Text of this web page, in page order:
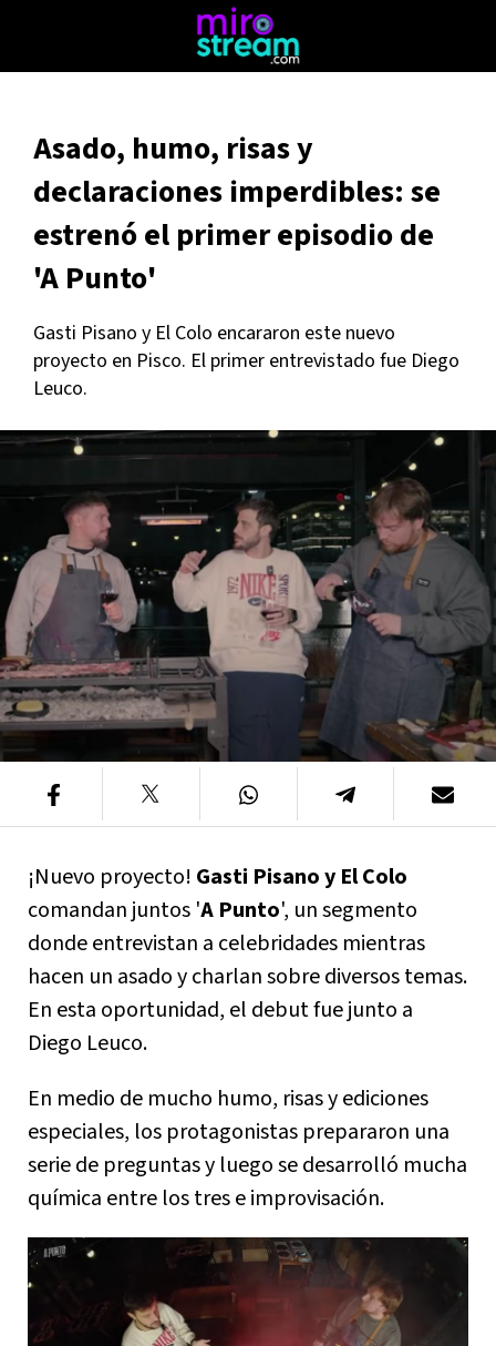
Asado, humo, risas y
declaraciones imperdibles: se
estrenó el primer episodio de
'A Punto'
Gasti Pisano y El Colo encararon este nuevo
proyecto en Pisco. El primer entrevistado fue Diego
Leuco.
¡Nuevo proyecto! Gasti Pisano y El Colo
comandan juntos 'A Punto', un segmento
donde entrevistan a celebridades mientras
hacen un asado y charlan sobre diversos temas.
En esta oportunidad, el debut fue junto a
Diego Leuco.
En medio de mucho humo, risas y ediciones
especiales, los protagonistas prepararon una
serie de preguntas y luego se desarrolló mucha
química entre los tres e improvisación.